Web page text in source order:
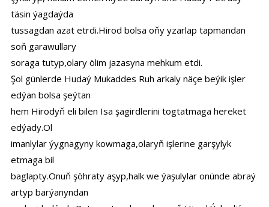
täsin ýagdaýda
tussagdan azat etrdi.Hirod bolsa oňy yzarlap tapmandan
soň garawullary
soraga tutyp,olary ölim jazasyna mehkum etdi.
Şol günlerde Hudaý Mukaddes Ruh arkaly näçe beýik işler
edýan bolsa şeýtan
hem Hirodyň eli bilen Isa şagirdlerini togtatmaga hereket
edýady.Ol
imanlylar ýygnagyny kowmaga,olaryň işlerine garşylyk
etmaga bil
baglapty.Onuň şöhraty aşyp,halk we ýaşulylar onünde abraý
artyp barýanyndan